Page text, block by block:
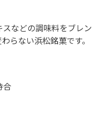
などの調味料をブレン
らない浜松銘菓です。
合